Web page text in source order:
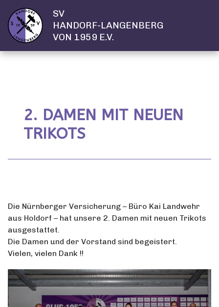
SV
HANDORF-LANGENBERG
VON 1959 E.V.
2. DAMEN MIT NEUEN
TRIKOTS
Die Nürnberger Versicherung – Büro Kai Landwehr
aus Holdorf – hat unsere 2. Damen mit neuen Trikots
ausgestattet.
Die Damen und der Vorstand sind begeistert.
Vielen, vielen Dank !!